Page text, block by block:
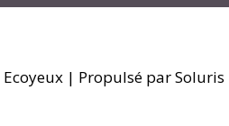
Ecoyeux| Propulsé par Soluris